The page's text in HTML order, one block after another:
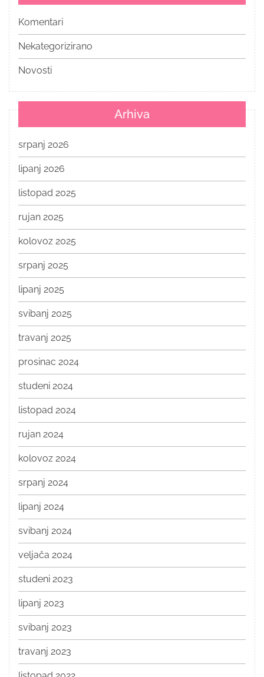
Komentari
Nekategorizirano
Novosti
Arhiva
srpanj 2026
lipanj 2026
listopad 2025
rujan 2025
kolovoz 2025
srpanj 2025
lipanj 2025
svibanj 2025
travanj 2025
prosinac 2024
studeni 2024
listopad 2024
rujan 2024
kolovoz 2024
srpanj 2024
lipanj 2024
svibanj 2024
veljača 2024
studeni 2023
lipanj 2023
svibanj 2023
travanj 2023